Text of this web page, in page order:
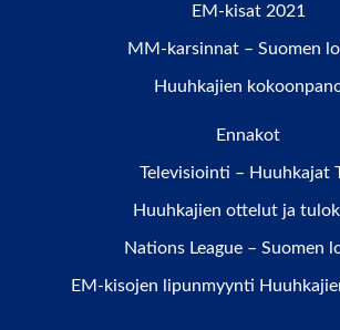
EM-kisat 2021
MM-karsinnat – Suomen
Huuhkajien
Ennakot
Televisiointi – Huuhkajat
Huuhkajien ottelut ja
Nations League – Suomen
EM-kisojen lipunmyynti